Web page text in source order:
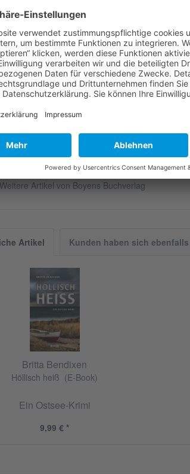
vorübergegangen, und es gibt jemanden,
der Gäste tot in der Sauna aufgefunden.
Es ist klar, dass nur einer der
Britta Bendixen
03.2014
304
Links zu "Höllisch heiß"
zum Artikel?
Artikel von Boyens Buchverlag
Artikel Kunden haben sich
Britta Bendixen
Höllisch heiß (E-Book)
Ein Ostsee-Krimi
9,99 € *